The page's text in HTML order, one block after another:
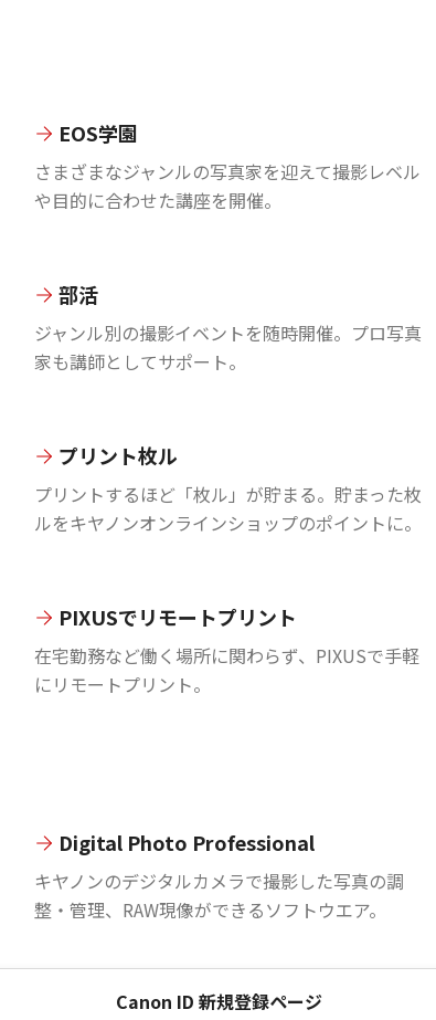
EOS学園
さまざまなジャンルの写真家を迎えて撮影レベル
や目的に合わせた講座を開催。
部活
ジャンル別の撮影イベントを随時開催。プロ写真
家も講師としてサポート。
プリント枚ル
プリントするほど「枚ル」が貯まる。貯まった枚
ルをキヤノンオンラインショップのポイントに。
PIXUSでリモートプリント
在宅勤務など働く場所に関わらず、PIXUSで手軽
にリモートプリント。
Digital Photo Professional
キヤノンのデジタルカメラで撮影した写真の調
整・管理、RAW現像ができるソフトウエア。
Canon ID 新規登録ページ